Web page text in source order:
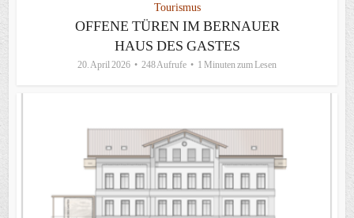
Tourismus
OFFENE TÜREN IM BERNAUER
HAUS DES GASTES
20. April 2026 248 Aufrufe 1 Minuten zum Lesen